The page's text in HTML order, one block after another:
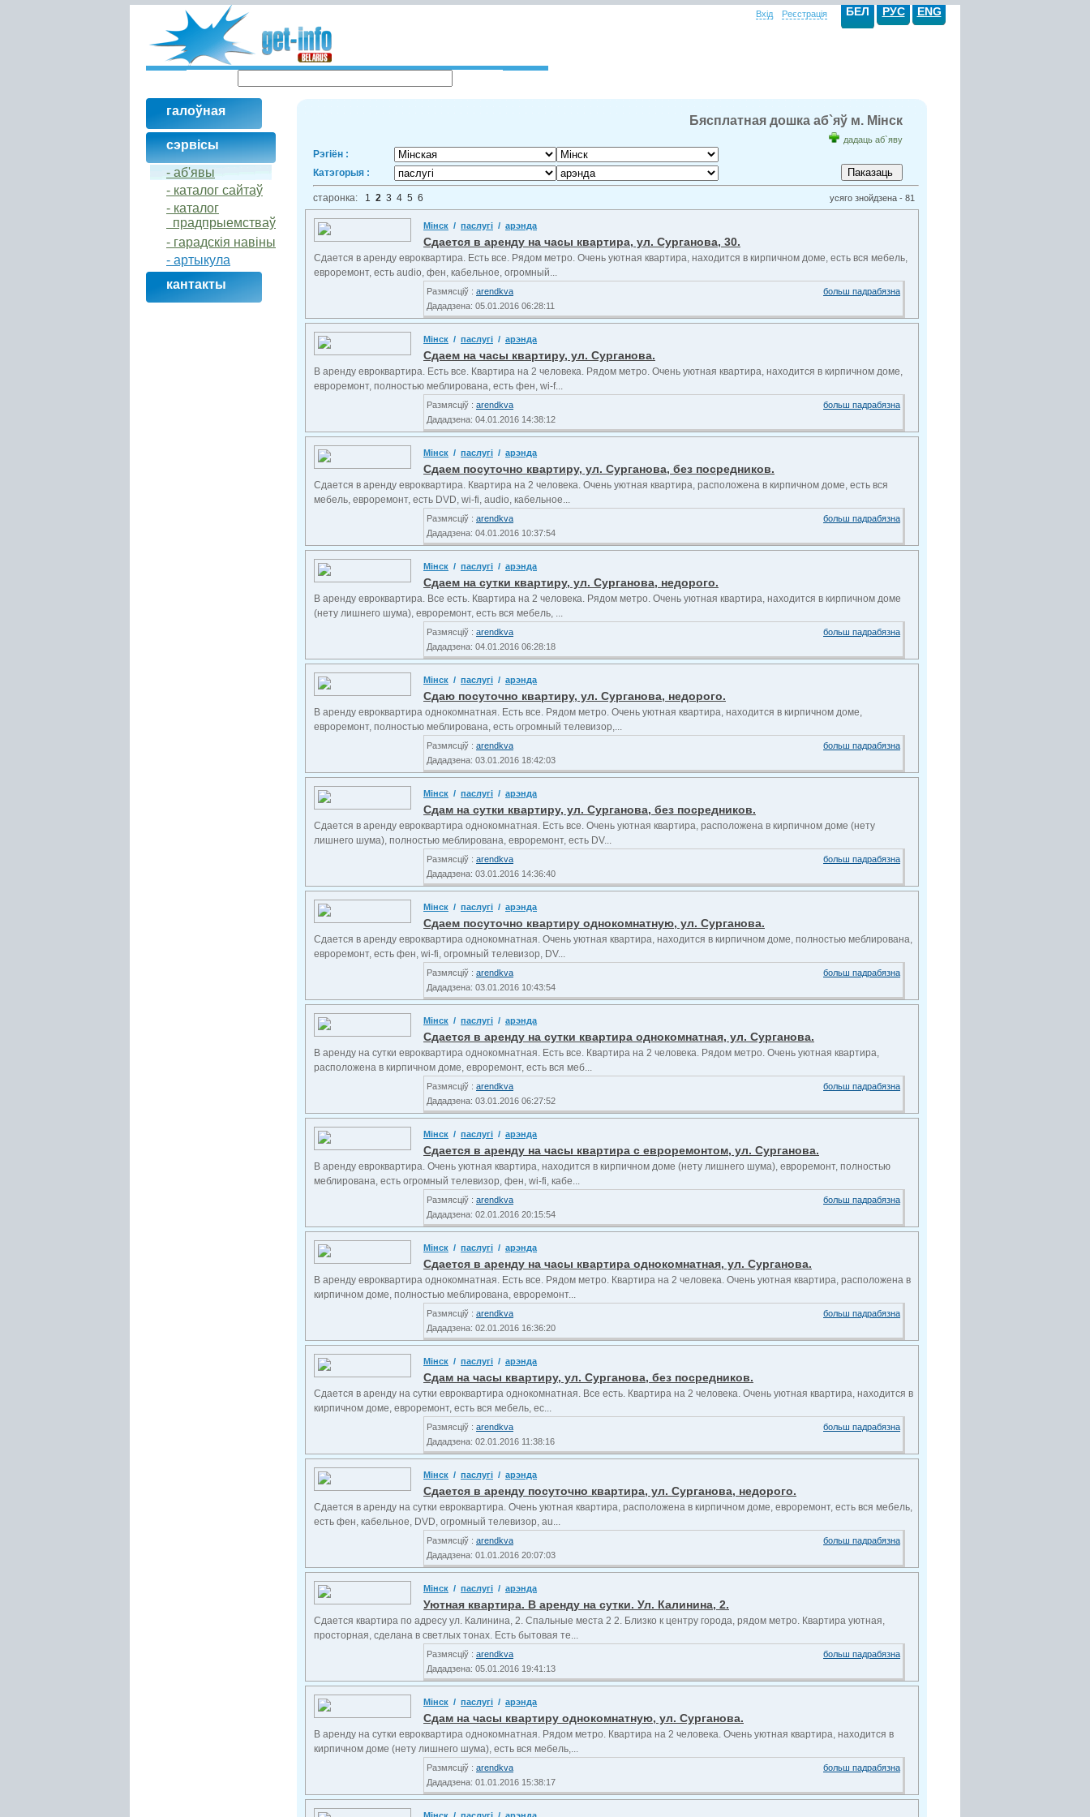
БЕЛ РУС ENG
Вхід Реєстрація
галоўная
сэрвісы
- аб'явы
- каталог сайтаў
- кaталог
прадпрыемстваў
- гарадскія навіны
- артыкула
кантакты
Бясплатная дошка аб`яў м. Мінск
дадаць аб`яву
Рэгіён :
Катэгорыя :
усяго знойдзена - 81
старонка: 1 2 3 4 5 6
Мінск / паслугі / арэнда
Сдается в аренду на часы квартира, ул. Сурганова, 30.
Сдается в аренду евроквартира. Есть все. Рядом метро. Очень уютная квартира, находится в кирпичном доме, есть вся мебель,
евроремонт, есть audio, фен, кабельное, огромный...
Размясціў : arendkva
Дададзена: 05.01.2016 06:28:11
больш падрабязна
Мінск / паслугі / арэнда
Сдаем на часы квартиру, ул. Сурганова.
В аренду евроквартира. Есть все. Квартира на 2 человека. Рядом метро. Очень уютная квартира, находится в кирпичном доме,
евроремонт, полностью меблирована, есть фен, wi-f...
Размясціў : arendkva
Дададзена: 04.01.2016 14:38:12
больш падрабязна
Мінск / паслугі / арэнда
Сдаем посуточно квартиру, ул. Сурганова, без посредников.
Сдается в аренду евроквартира. Квартира на 2 человека. Очень уютная квартира, расположена в кирпичном доме, есть вся
мебель, евроремонт, есть DVD, wi-fi, audio, кабельное...
Размясціў : arendkva
Дададзена: 04.01.2016 10:37:54
больш падрабязна
Мінск / паслугі / арэнда
Сдаем на сутки квартиру, ул. Сурганова, недорого.
В аренду евроквартира. Все есть. Квартира на 2 человека. Рядом метро. Очень уютная квартира, находится в кирпичном доме
(нету лишнего шума), евроремонт, есть вся мебель, ...
Размясціў : arendkva
Дададзена: 04.01.2016 06:28:18
больш падрабязна
Мінск / паслугі / арэнда
Сдаю посуточно квартиру, ул. Сурганова, недорого.
В аренду евроквартира однокомнатная. Есть все. Рядом метро. Очень уютная квартира, находится в кирпичном доме,
евроремонт, полностью меблирована, есть огромный телевизор,...
Размясціў : arendkva
Дададзена: 03.01.2016 18:42:03
больш падрабязна
Мінск / паслугі / арэнда
Сдам на сутки квартиру, ул. Сурганова, без посредников.
Сдается в аренду евроквартира однокомнатная. Есть все. Очень уютная квартира, расположена в кирпичном доме (нету
лишнего шума), полностью меблирована, евроремонт, есть DV...
Размясціў : arendkva
Дададзена: 03.01.2016 14:36:40
больш падрабязна
Мінск / паслугі / арэнда
Сдаем посуточно квартиру однокомнатную, ул. Сурганова.
Сдается в аренду евроквартира однокомнатная. Очень уютная квартира, находится в кирпичном доме, полностью меблирована,
евроремонт, есть фен, wi-fi, огромный телевизор, DV...
Размясціў : arendkva
Дададзена: 03.01.2016 10:43:54
больш падрабязна
Мінск / паслугі / арэнда
Сдается в аренду на сутки квартира однокомнатная, ул. Сурганова.
В аренду на сутки евроквартира однокомнатная. Есть все. Квартира на 2 человека. Рядом метро. Очень уютная квартира,
расположена в кирпичном доме, евроремонт, есть вся меб...
Размясціў : arendkva
Дададзена: 03.01.2016 06:27:52
больш падрабязна
Мінск / паслугі / арэнда
Сдается в аренду на часы квартира с евроремонтом, ул. Сурганова.
В аренду евроквартира. Очень уютная квартира, находится в кирпичном доме (нету лишнего шума), евроремонт, полностью
меблирована, есть огромный телевизор, фен, wi-fi, кабе...
Размясціў : arendkva
Дададзена: 02.01.2016 20:15:54
больш падрабязна
Мінск / паслугі / арэнда
Сдается в аренду на часы квартира однокомнатная, ул. Сурганова.
В аренду евроквартира однокомнатная. Есть все. Рядом метро. Квартира на 2 человека. Очень уютная квартира, расположена в
кирпичном доме, полностью меблирована, евроремонт...
Размясціў : arendkva
Дададзена: 02.01.2016 16:36:20
больш падрабязна
Мінск / паслугі / арэнда
Сдам на часы квартиру, ул. Сурганова, без посредников.
Сдается в аренду на сутки евроквартира однокомнатная. Все есть. Квартира на 2 человека. Очень уютная квартира, находится в
кирпичном доме, евроремонт, есть вся мебель, ес...
Размясціў : arendkva
Дададзена: 02.01.2016 11:38:16
больш падрабязна
Мінск / паслугі / арэнда
Сдается в аренду посуточно квартира, ул. Сурганова, недорого.
Сдается в аренду на сутки евроквартира. Очень уютная квартира, расположена в кирпичном доме, евроремонт, есть вся мебель,
есть фен, кабельное, DVD, огромный телевизор, au...
Размясціў : arendkva
Дададзена: 01.01.2016 20:07:03
больш падрабязна
Мінск / паслугі / арэнда
Уютная квартира. В аренду на сутки. Ул. Калинина, 2.
Сдается квартира по адресу ул. Калинина, 2. Спальные места 2 2. Близко к центру города, рядом метро. Квартира уютная,
просторная, сделана в светлых тонах. Есть бытовая те...
Размясціў : arendkva
Дададзена: 05.01.2016 19:41:13
больш падрабязна
Мінск / паслугі / арэнда
Сдам на часы квартиру однокомнатную, ул. Сурганова.
В аренду на сутки евроквартира однокомнатная. Рядом метро. Квартира на 2 человека. Очень уютная квартира, находится в
кирпичном доме (нету лишнего шума), есть вся мебель,...
Размясціў : arendkva
Дададзена: 01.01.2016 15:38:17
больш падрабязна